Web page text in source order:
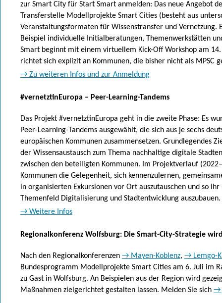
zur Smart City für Start Smart anmelden: Das neue Angebot
Transferstelle Modellprojekte Smart Cities (besteht aus
Veranstaltungsformaten für Wissenstransfer und Vernetzung.
Beispiel individuelle Initialberatungen, Themenwerkstätten
Smart beginnt mit einem virtuellem Kick-Off Workshop am 14.
richtet sich explizit an Kommunen, die bisher nicht als MPSC
→ Zu weiteren Infos und zur Anmeldung
#vernetztinEuropa – Peer-Learning-Tandems
Das Projekt #vernetztinEuropa geht in die zweite Phase: Es
Peer-Learning-Tandems ausgewählt, die sich aus je sechs
europäischen Kommunen zusammensetzen. Grundlegendes
der Wissensaustausch zum Thema nachhaltige digitale
zwischen den beteiligten Kommunen. Im Projektverlauf
Kommunen die Gelegenheit, sich kennenzulernen,
in organisierten Exkursionen vor Ort auszutauschen und so
Themenfeld Digitalisierung und Stadtentwicklung auszubauen.
→ Weitere Infos
Regionalkonferenz Wolfsburg: Die Smart-City-Strategie
Nach den Regionalkonferenzen → Mayen-Koblenz, → Lemgo-
Bundesprogramm Modellprojekte Smart Cities am 6. Juli im
zu Gast in Wolfsburg. An Beispielen aus der Region wird
Maßnahmen zielgerichtet gestalten lassen. Melden Sie sich →